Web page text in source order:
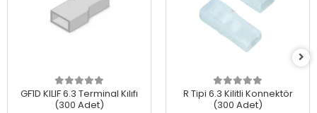
GF1D KILIF 6.3 Terminal Kılıfı
(300 Adet)
R Tipi 6.3 Kilitli Konnektör
(300 Adet)